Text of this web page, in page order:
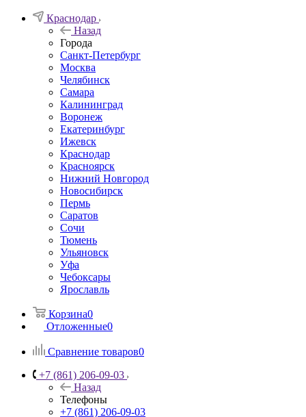
Краснодар
Назад
Города
Санкт-Петербург
Москва
Челябинск
Самара
Калининград
Воронеж
Екатеринбург
Ижевск
Краснодар
Красноярск
Нижний Новгород
Новосибирск
Пермь
Саратов
Сочи
Тюмень
Ульяновск
Уфа
Чебоксары
Ярославль
Корзина0
Отложенные0
Сравнение товаров0
+7 (861) 206-09-03
Назад
Телефоны
+7 (861) 206-09-03